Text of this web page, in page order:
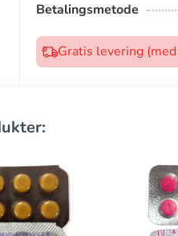
Betalingsmetode
Gratis levering